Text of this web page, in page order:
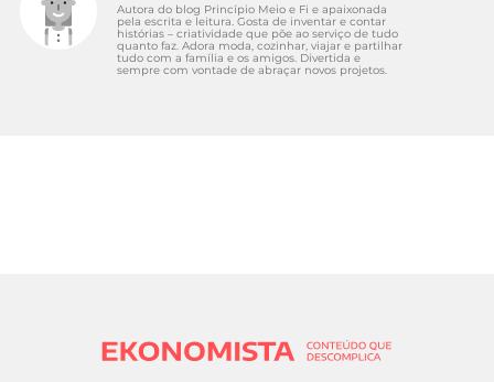
Autora do blog Princípio Meio e Fi e apaixonada
pela escrita e leitura. Gosta de inventar e contar
histórias – criatividade que põe ao serviço de tudo
quanto faz. Adora moda, cozinhar, viajar e partilhar
tudo com a família e os amigos. Divertida e
sempre com vontade de abraçar novos projetos.